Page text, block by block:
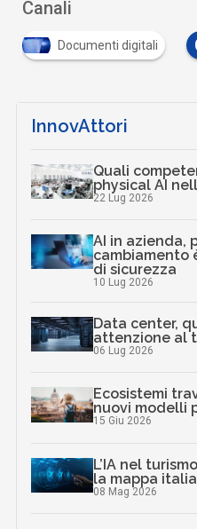
Canali
Documenti digitali
InnovAttori
Quali
physical AI
22 Lug 2026
AI in azienda,
cambiamento
di sicurezza
10 Lug 2026
Data center,
attenzione al
06 Lug 2026
Ecosistemi
nuovi modelli
15 Giu 2026
L’IA nel
la mappa
08 Mag 2026